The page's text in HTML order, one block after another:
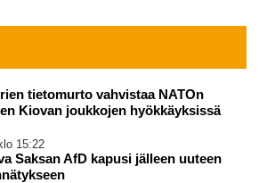
tietomurto vahvistaa NATOn
Kiovan joukkojen hyökkäyksissä
15:22
Saksan AfD kapusi jälleen uuteen